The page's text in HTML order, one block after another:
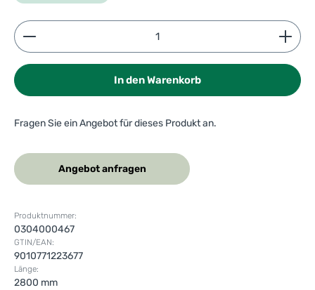
Produkt Anzahl: Gib den gewünschten Wert ein
In den Warenkorb
Fragen Sie ein Angebot für dieses Produkt an.
Angebot anfragen
Produktnummer:
0304000467
GTIN/EAN:
9010771223677
Länge:
2800 mm